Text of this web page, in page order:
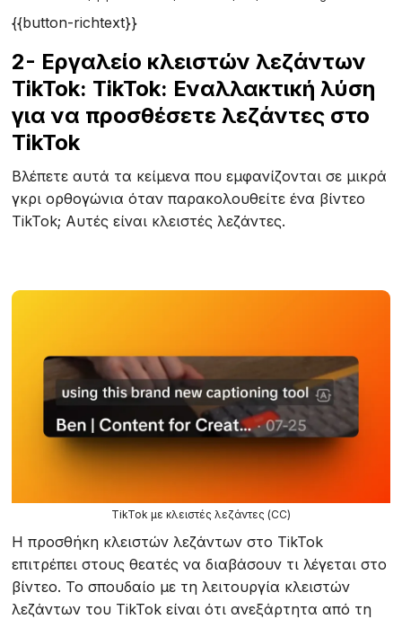
{{button-richtext}}
2- Εργαλείο κλειστών λεζάντων
TikTok: TikTok: Εναλλακτική λύση
για να προσθέσετε λεζάντες στο
TikTok
Βλέπετε αυτά τα κείμενα που εμφανίζονται σε μικρά
γκρι ορθογώνια όταν παρακολουθείτε ένα βίντεο
TikTok; Αυτές είναι κλειστές λεζάντες.
TikTok με κλειστές λεζάντες (CC)
Η προσθήκη κλειστών λεζάντων στο TikTok
επιτρέπει στους θεατές να διαβάσουν τι λέγεται στο
βίντεο. Το σπουδαίο με τη λειτουργία κλειστών
λεζάντων του TikTok είναι ότι ανεξάρτητα από τη